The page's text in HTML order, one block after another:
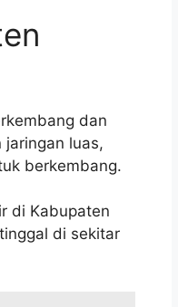
dan
luas,
berkembang.
di Kabupaten
di sekitar